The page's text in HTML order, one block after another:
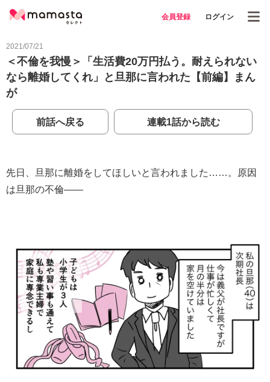
会員登録 ログイン
2021/07/21
＜不倫を我慢＞「生活費20万円払う。耐えられない
なら離婚してくれ」と旦那に言われた【前編】まん
が
前話へ戻る 連載1話から読む
先日、旦那に離婚をしてほしいと言われました……。原因
は旦那の不倫――